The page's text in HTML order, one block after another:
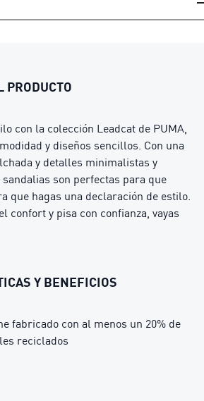
PRODUCTO
con la colección Leadcat de PUMA,
y diseños sencillos. Con una
y detalles minimalistas y
son perfectas para que
que hagas una declaración de estilo.
confort y pisa con confianza, vayas
Y BENEFICIOS
fabricado con al menos un 20% de
reciclados